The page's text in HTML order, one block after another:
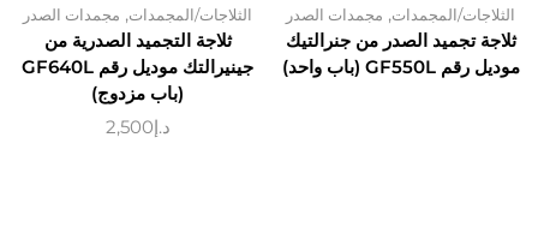
الثلاجات/المجمدات, مجمدات الصدر
ثلاجة تجميد الصدر من جنرالتيك
موديل رقم GF550L (باب واحد)
الثلاجات/المجمدات, مجمدات الصدر
ثلاجة التجميد الصدرية من
جينيرالتك موديل رقم GF640L
(باب مزدوج)
د.إ2,500